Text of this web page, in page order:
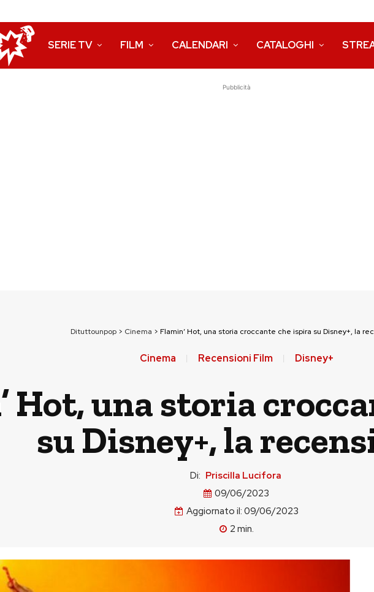
SERIE TV FILM CALENDARI CATALOGHI
Pubblicità
Dituttounpop > Cinema > Flamin’ Hot, una storia croccante che ispira su Disney+, la
Cinema Recensioni Film Disney+
Hot, una storia
su Disney+, la
Di: Priscilla Lucifora
09/06/2023
Aggiornato il: 09/06/2023
2 min.